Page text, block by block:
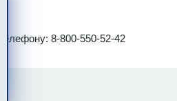
8-800-550-52-42